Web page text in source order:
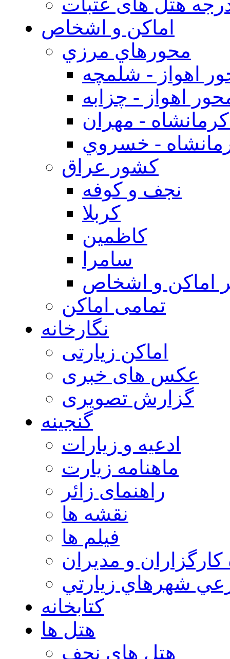
اماکن و اشخاص
محورهاي مرزي
اهواز - شلمچه
اهواز - چزابه
- مهران
- خسروي
كشور عراق
نجف و كوفه
كربلا
كاظمين
سامرا
اماكن و اشخاص
تمامی اماکن
نگارخانه
اماکن زیارتی
عکس های خبری
گزارش تصویری
گنجینه
ادعیه و زیارات
ماهنامه زیارت
راهنمای زائر
نقشه ها
فیلم ها
كارگزاران و مديران
شهرهاي زيارتي
کتابخانه
هتل ها
هتل های نجف